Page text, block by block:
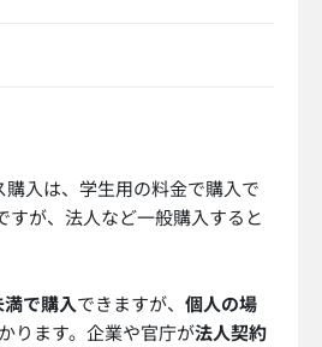
購入は、学生用の料金で購入で
すが、法人など一般購入すると
で購入できますが、 個人の場
ります。企業や官庁が法人契約